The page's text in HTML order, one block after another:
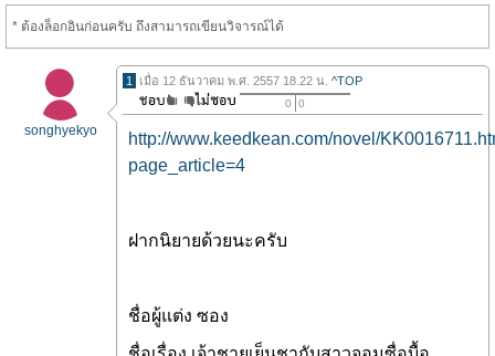
* ต้องล็อกอินก่อนครับ ถึงสามารถเขียนวิจารณ์ได้
songhyekyo
1 เมื่อ 12 ธันวาคม พ.ศ. 2557 18.22 น. ^TOP
0 0
http://www.keedkean.com/novel/
page_article=4
ฝากนิยายด้วยนะครับ
ชื่อผู้แต่ง ซอง